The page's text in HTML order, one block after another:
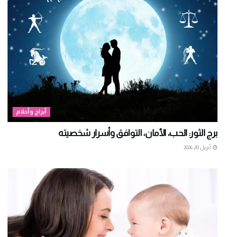
أبراج وأحلام
برج الثور: الحب، الأمان، التوافق وأسرار شخصيته
أبريل 20, 2026